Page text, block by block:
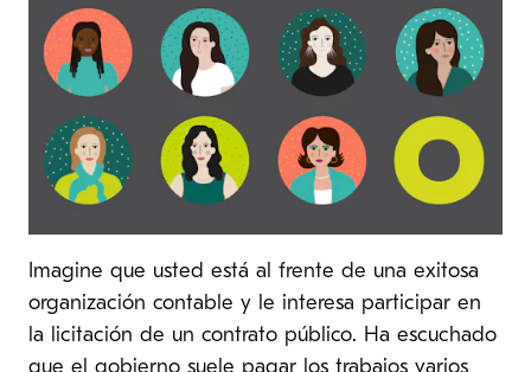
Imagine que usted está al frente de una exitosa
organización contable y le interesa participar en
la licitación de un contrato público. Ha escuchado